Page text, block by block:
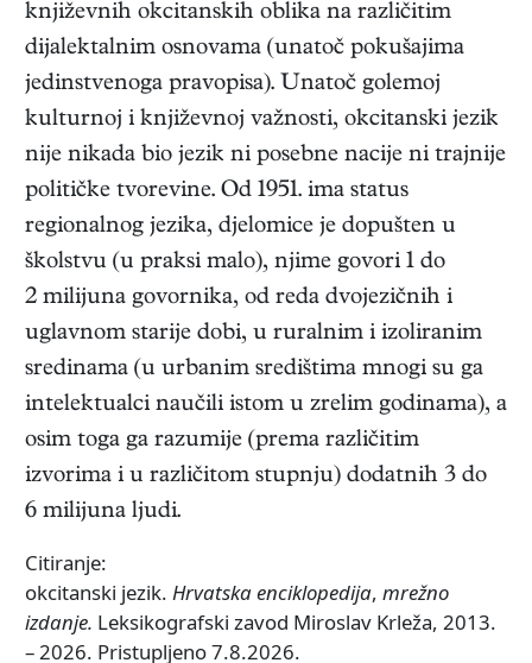
književnih okcitanskih oblika na različitim
dijalektalnim osnovama (unatoč pokušajima
jedinstvenoga pravopisa). Unatoč golemoj
kulturnoj i književnoj važnosti, okcitanski jezik
nije nikada bio jezik ni posebne nacije ni trajnije
političke tvorevine. Od 1951. ima status
regionalnog jezika, djelomice je dopušten u
školstvu (u praksi malo), njime govori 1 do
2 milijuna govornika, od reda dvojezičnih i
uglavnom starije dobi, u ruralnim i izoliranim
sredinama (u urbanim središtima mnogi su ga
intelektualci naučili istom u zrelim godinama), a
osim toga ga razumije (prema različitim
izvorima i u različitom stupnju) dodatnih 3 do
6 milijuna ljudi.
Citiranje:
okcitanski jezik. Hrvatska enciklopedija, mrežno
izdanje. Leksikografski zavod Miroslav Krleža, 2013.
– 2026. Pristupljeno 7.8.2026.